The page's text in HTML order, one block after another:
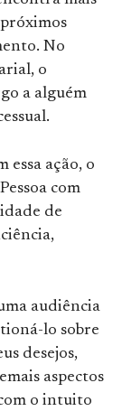
No
o
a alguém
essa ação, o
com
de
audiência
lo sobre
desejos,
aspectos
o intuito